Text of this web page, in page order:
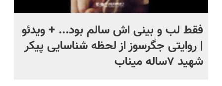
فقط لب و بینی اش سالم بود... + ویدئو
| روایتی جگرسوز از لحظه شناسایی پیکر
شهید ۷ساله میناب